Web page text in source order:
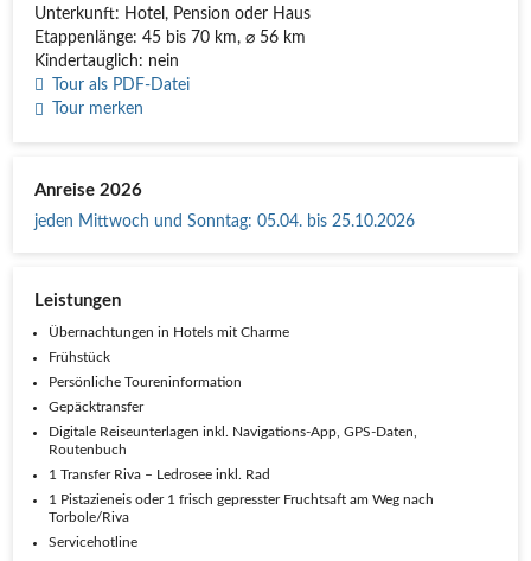
Unterkunft: Hotel, Pension oder Haus
Etappenlänge: 45 bis 70 km, ⌀ 56 km
Kindertauglich: nein
Tour als PDF-Datei
Tour merken
Anreise 2026
jeden Mittwoch und Sonntag: 05.04. bis 25.10.2026
Leistungen
Übernachtungen in Hotels mit Charme
Frühstück
Persönliche Toureninformation
Gepäcktransfer
Digitale Reiseunterlagen inkl. Navigations-App, GPS-Daten,
Routenbuch
1 Transfer Riva – Ledrosee inkl. Rad
1 Pistazieneis oder 1 frisch gepresster Fruchtsaft am Weg nach
Torbole/Riva
Servicehotline